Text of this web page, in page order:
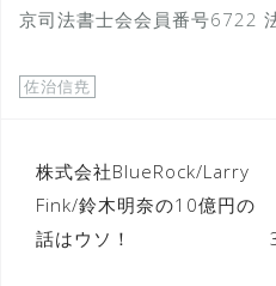
京司法書士会会員番号6722
佐治信尭
投
稿
ナ
株式会社BlueRock/Larry
Fink/鈴木明奈の10億円の
話はウソ！